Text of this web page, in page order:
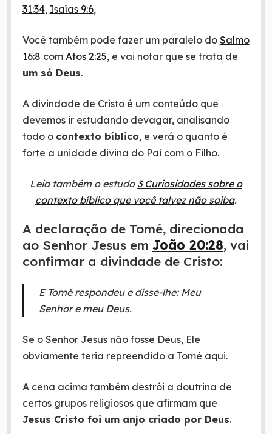
31:34, Isaías 9:6,
Você também pode fazer um paralelo do Salmo
16:8 com Atos 2:25, e vai notar que se trata de
um só Deus.
A divindade de Cristo é um conteúdo que
devemos ir estudando devagar, analisando
todo o contexto bíblico, e verá o quanto é
forte a unidade divina do Pai com o Filho.
Leia também o estudo 3 Curiosidades sobre o
contexto bíblico que você talvez não saiba.
A declaração de Tomé, direcionada
ao Senhor Jesus em João 20:28, vai
confirmar a divindade de Cristo:
E Tomé respondeu e disse-lhe: Meu
Senhor e meu Deus.
Se o Senhor Jesus não fosse Deus, Ele
obviamente teria repreendido a Tomé aqui.
A cena acima também destrói a doutrina de
certos grupos religiosos que afirmam que
Jesus Cristo foi um anjo criado por Deus.